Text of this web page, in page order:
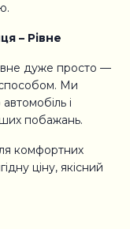
– Рівне
дуже просто —
способом. Ми
і
побажань.
комфортних
ціну, якісний